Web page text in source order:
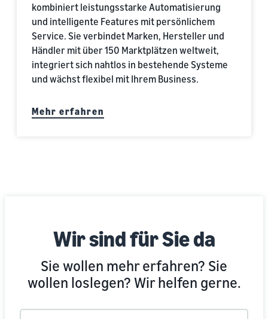
kombiniert leistungsstarke Automatisierung
und intelligente Features mit persönlichem
Service. Sie verbindet Marken, Hersteller und
Händler mit über 150 Marktplätzen weltweit,
integriert sich nahtlos in bestehende Systeme
und wächst flexibel mit Ihrem Business.
Mehr erfahren
Wir sind für Sie da
Sie wollen mehr erfahren? Sie
wollen loslegen? Wir helfen gerne.